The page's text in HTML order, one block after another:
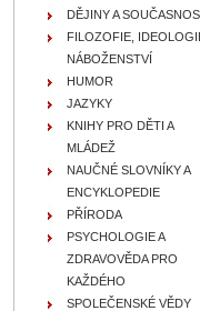
DĚJINY A
FILOZOFIE,
NÁBOŽENSTVÍ
HUMOR
JAZYKY
KNIHY PRO DĚTI A
MLÁDEŽ
NAUČNÉ SLOVNÍKY A
ENCYKLOPEDIE
PŘÍRODA
PSYCHOLOGIE A
ZDRAVOVĚDA PRO
KAŽDÉHO
SPOLEČENSKÉ VĚDY